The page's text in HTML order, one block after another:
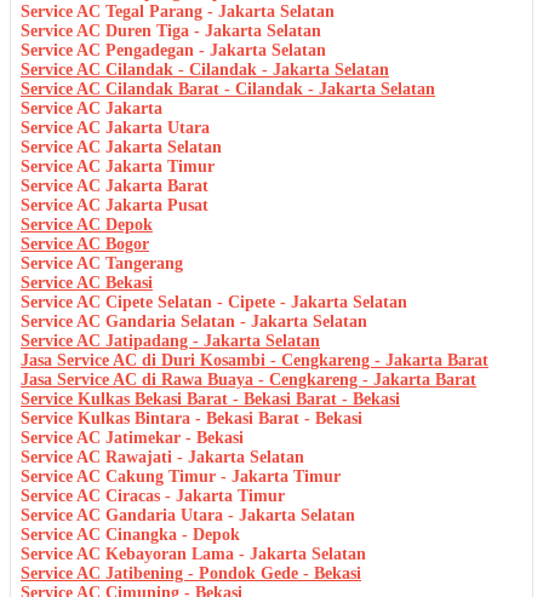
Service AC Tegal Parang - Jakarta Selatan
Service AC Duren Tiga - Jakarta Selatan
Service AC Pengadegan - Jakarta Selatan
Service AC Cilandak - Cilandak - Jakarta Selatan
Service AC Cilandak Barat - Cilandak - Jakarta Selatan
Service AC Jakarta
Service AC Jakarta Utara
Service AC Jakarta Selatan
Service AC Jakarta Timur
Service AC Jakarta Barat
Service AC Jakarta Pusat
Service AC Depok
Service AC Bogor
Service AC Tangerang
Service AC Bekasi
Service AC Cipete Selatan - Cipete - Jakarta Selatan
Service AC Gandaria Selatan - Jakarta Selatan
Service AC Jatipadang - Jakarta Selatan
Jasa Service AC di Duri Kosambi - Cengkareng - Jakarta Barat
Jasa Service AC di Rawa Buaya - Cengkareng - Jakarta Barat
Service Kulkas Bekasi Barat - Bekasi Barat - Bekasi
Service Kulkas Bintara - Bekasi Barat - Bekasi
Service AC Jatimekar - Bekasi
Service AC Rawajati - Jakarta Selatan
Service AC Cakung Timur - Jakarta Timur
Service AC Ciracas - Jakarta Timur
Service AC Gandaria Utara - Jakarta Selatan
Service AC Cinangka - Depok
Service AC Kebayoran Lama - Jakarta Selatan
Service AC Jatibening - Pondok Gede - Bekasi
Service AC Cimuning - Bekasi